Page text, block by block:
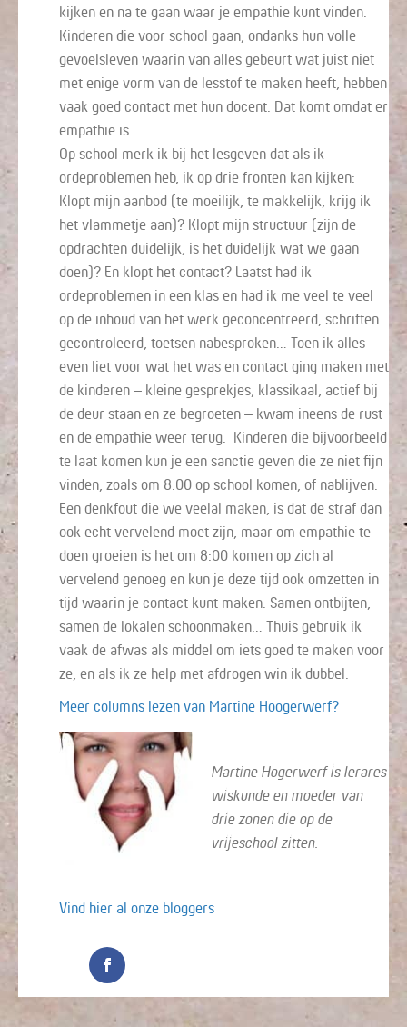
kijken en na te gaan waar je empathie kunt vinden.
Kinderen die voor school gaan, ondanks hun volle
gevoelsleven waarin van alles gebeurt wat juist niet
met enige vorm van de lesstof te maken heeft, hebben
vaak goed contact met hun docent. Dat komt omdat er
empathie is.
Op school merk ik bij het lesgeven dat als ik
ordeproblemen heb, ik op drie fronten kan kijken:
Klopt mijn aanbod (te moeilijk, te makkelijk, krijg ik
het vlammetje aan)? Klopt mijn structuur (zijn de
opdrachten duidelijk, is het duidelijk wat we gaan
doen)? En klopt het contact? Laatst had ik
ordeproblemen in een klas en had ik me veel te veel
op de inhoud van het werk geconcentreerd, schriften
gecontroleerd, toetsen nabesproken… Toen ik alles
even liet voor wat het was en contact ging maken met
de kinderen – kleine gesprekjes, klassikaal, actief bij
de deur staan en ze begroeten – kwam ineens de rust
en de empathie weer terug. Kinderen die bijvoorbeeld
te laat komen kun je een sanctie geven die ze niet fijn
vinden, zoals om 8:00 op school komen, of nablijven.
Een denkfout die we veelal maken, is dat de straf dan
ook echt vervelend moet zijn, maar om empathie te
doen groeien is het om 8:00 komen op zich al
vervelend genoeg en kun je deze tijd ook omzetten in
tijd waarin je contact kunt maken. Samen ontbijten,
samen de lokalen schoonmaken… Thuis gebruik ik
vaak de afwas als middel om iets goed te maken voor
ze, en als ik ze help met afdrogen win ik dubbel.
Meer columns lezen van Martine Hoogerwerf?
Martine Hogerwerf is lerares
wiskunde en moeder van
drie zonen die op de
vrijeschool zitten.
Vind hier al onze bloggers